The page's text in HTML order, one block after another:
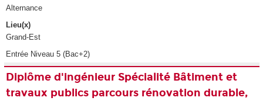
Alternance
Lieu(x)
Grand-Est
Entrée Niveau 5 (Bac+2)
Diplôme d'ingénieur Spécialité Bâtiment et
travaux publics parcours rénovation durable,